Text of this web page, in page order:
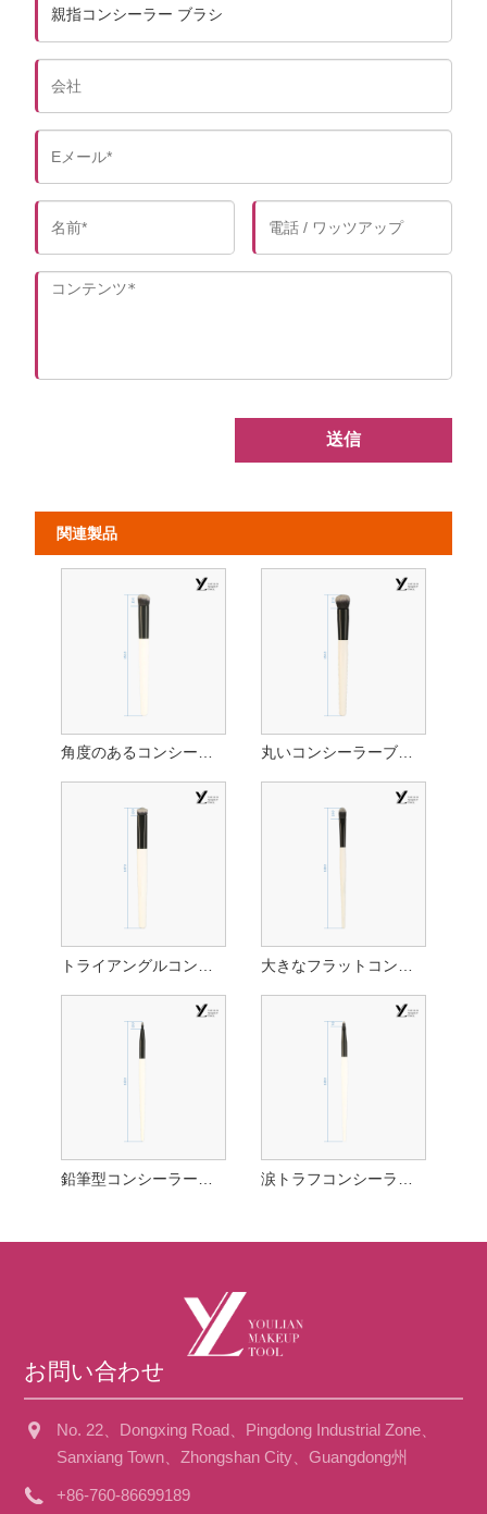
送信
関連製品
角度のあるコンシーラーブラシ 丸いコンシーラーブラシ
お問い合わせ
No. 22、Dongxing Road、Pingdong Industrial Zone、
Sanxiang Town、Zhongshan City、Guangdong州
+86-760-86699189